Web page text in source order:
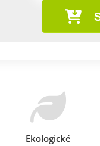
Ekologické